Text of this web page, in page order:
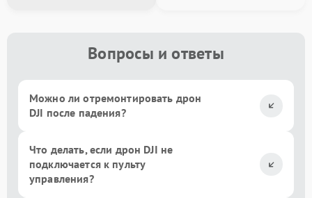
Вопросы и ответы
Можно ли отремонтировать дрон
DJI после падения?
Что делать, если дрон DJI не
подключается к пульту
управления?